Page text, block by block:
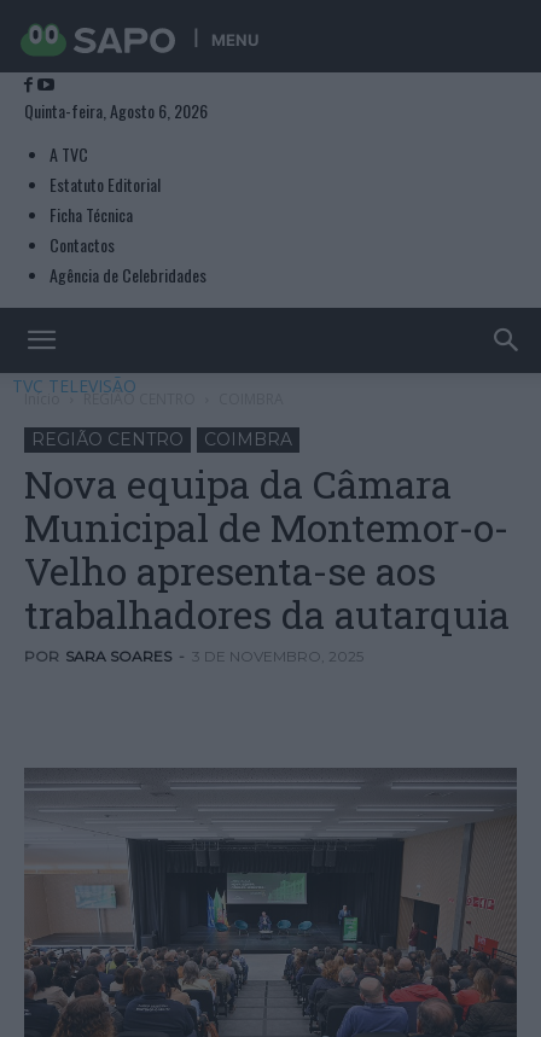
MENU
Quinta-feira, Agosto 6, 2026
A TVC
Estatuto Editorial
Ficha Técnica
Contactos
Agência de Celebridades
TVC TELEVISÃO
Início REGIÃO CENTRO
REGIÃO CENTRO COIMBRA
Nova equipa da Câmara
Municipal de Montemor-o-
Velho apresenta-se aos
trabalhadores da autarquia
POR SARA SOARES - 3 DE NOVEMBRO, 2025